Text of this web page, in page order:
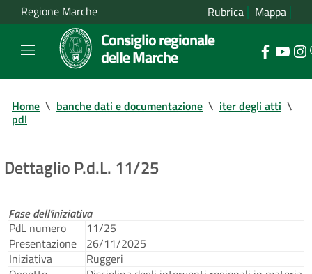
Regione Marche Rubrica Mappa
Consiglio regionale
delle Marche
Home \ banche dati e documentazione \ iter degli atti \
pdl
Dettaglio P.d.L. 11/25
Fase dell'iniziativa
PdL numero
11/25
Presentazione
26/11/2025
Iniziativa
Ruggeri